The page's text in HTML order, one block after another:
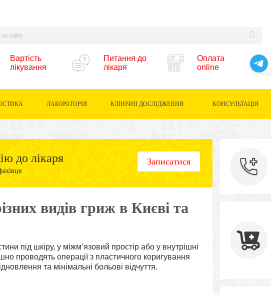
Вартість
лікування
Питання до
лікаря
Оплата
online
ЛАБОРАТОРІЯ КЛІНІЧНІ ДОСЛІДЖЕННЯ КОНСУЛЬТАЦІЯ
до лікаря Записатися
видів гриж в Києві та
під шкіру, у міжм’язовий простір або у внутрішні
проводять операції з пластичного коригування
та мінімальні больові відчуття.